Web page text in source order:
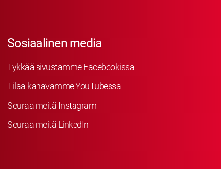
Sosiaalinen media
Tykkää sivustamme Facebookissa
Tilaa kanavamme YouTubessa
Seuraa meitä Instagram
Seuraa meitä LinkedIn